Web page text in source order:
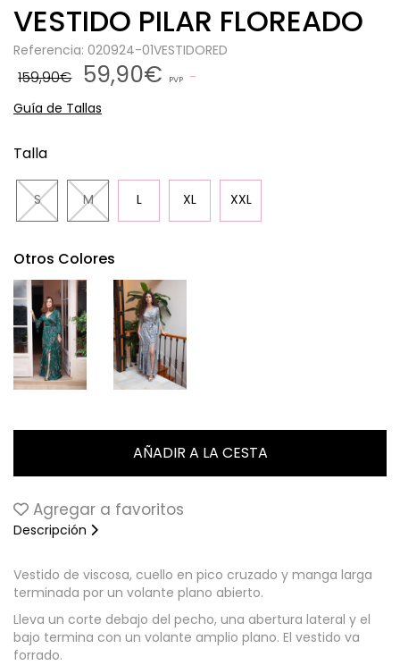
VESTIDO PILAR FLOREADO
Referencia: 020924-01VESTIDORED
159,90€ 59,90€ PVP
Guía de Tallas
Talla
S M L XL XXL
Otros Colores
Agregar a favoritos
Descripción
Vestido de viscosa, cuello en pico cruzado y manga larga
terminada por un volante plano abierto.
Lleva un corte debajo del pecho, una abertura lateral y el
bajo termina con un volante amplio plano. El vestido va
forrado.